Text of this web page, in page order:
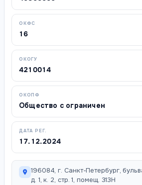
ОКФС
16
ОКОГУ
4210014
ОКОПФ
Общество с ограничен
ДАТА РЕГ.
17.12.2024
196084, г. Санкт-Петербург,
д. 1, к. 2, стр. 1, помещ. 313Н